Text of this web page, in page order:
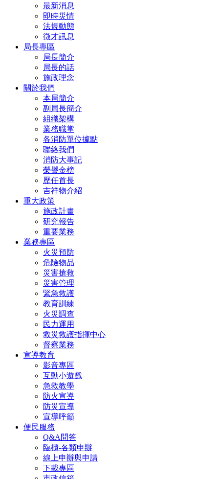
最新消息
即時災情
法規動態
徵才訊息
局長專區
局長簡介
局長的話
施政理念
關於我們
本局簡介
副局長簡介
組織架構
業務職掌
各消防單位據點
聯絡我們
消防大事記
榮譽金榜
歷任首長
吉祥物介紹
重大政策
施政計畫
研究報告
重要業務
業務專區
火災預防
危險物品
災害搶救
災害管理
緊急救護
教育訓練
火災調查
民力運用
救災救護指揮中心
督察業務
宣導教育
影音專區
互動小遊戲
急救教學
防火宣導
防災宣導
宣導呼籲
便民服務
Q&A問答
臨櫃-各類申辦
線上申辦與申請
下載專區